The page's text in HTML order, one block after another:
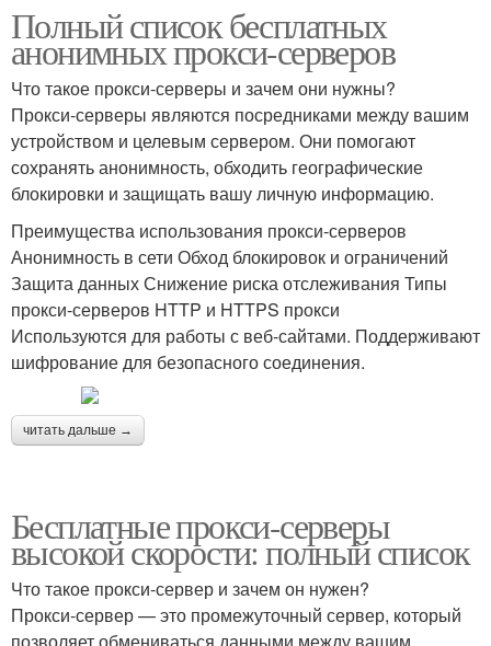
Полный список бесплатных
анонимных прокси-серверов
Что такое прокси-серверы и зачем они нужны?
Прокси-серверы являются посредниками между вашим
устройством и целевым сервером. Они помогают
сохранять анонимность, обходить географические
блокировки и защищать вашу личную информацию.
Преимущества использования прокси-серверов
Анонимность в сети Обход блокировок и ограничений
Защита данных Снижение риска отслеживания Типы
прокси-серверов HTTP и HTTPS прокси
Используются для работы с веб-сайтами. Поддерживают
шифрование для безопасного соединения.
читать дальше →
Бесплатные прокси-серверы
высокой скорости: полный список
Что такое прокси-сервер и зачем он нужен?
Прокси-сервер — это промежуточный сервер, который